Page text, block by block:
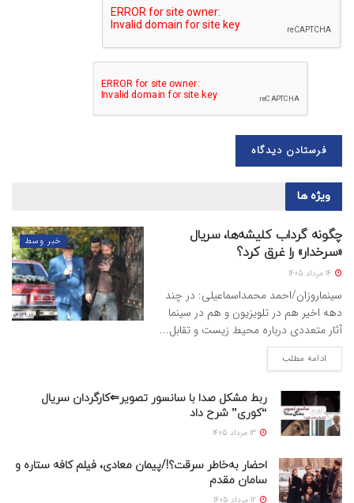
ویژه ها
خبر وسط
چگونه گرداب کلیشه‌ها، سریال
«سرخدار» را غرق کرد؟
سینماروزان/احمد محمداسماعیلی: در چند
دهه اخیر هم در تلویزیون و هم در سینما
آثار متعددی درباره محیط زیست و تقابل...
ادامه مطلب
ربط مشکل صدا با سانسور تصویر⇐کارگردان سریال
“کوری” شرح داد
احضار به‌خاطر سرقت؟!/پیمان معادی، فیلم کافه ستاره و
سامان مقدم